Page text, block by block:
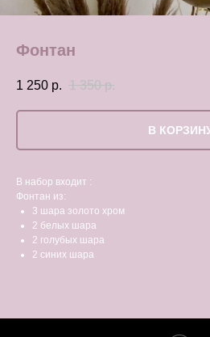
Фонтан
1 250 р. 1 350 р.
В
В набор входит :
Фонтан из:
3 шара золото хром
2 белых шара
2 голубых шара
2 синих шара